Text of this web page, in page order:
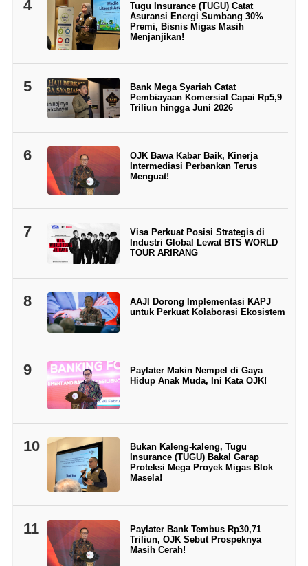
4
Tugu Insurance (TUGU) Catat
Asuransi Energi Sumbang 30%
Premi, Bisnis Migas Masih
Menjanjikan!
5
Bank Mega Syariah Catat
Pembiayaan Komersial Capai Rp5,9
Triliun hingga Juni 2026
6
OJK Bawa Kabar Baik, Kinerja
Intermediasi Perbankan Terus
Menguat!
7
Visa Perkuat Posisi Strategis di
Industri Global Lewat BTS WORLD
TOUR ARIRANG
8
AAJI Dorong Implementasi KAPJ
untuk Perkuat Kolaborasi Ekosistem
9
Paylater Makin Nempel di Gaya
Hidup Anak Muda, Ini Kata OJK!
10
Bukan Kaleng-kaleng, Tugu
Insurance (TUGU) Bakal Garap
Proteksi Mega Proyek Migas Blok
Masela!
11
Paylater Bank Tembus Rp30,71
Triliun, OJK Sebut Prospeknya
Masih Cerah!